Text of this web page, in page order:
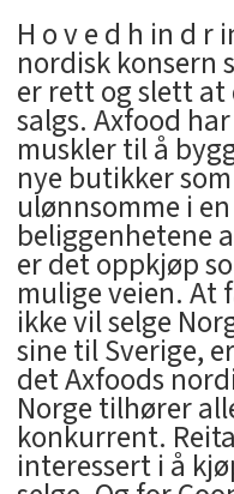
H o v e d h in d r
nordisk konsern
er rett og slett
salgs. Axfood
muskler til å
nye butikker
ulønnsomme i
beliggenhetene
er det oppkjøp
mulige veien. At
ikke vil selge
sine til Sverige,
det Axfoods
Norge tilhører
konkurrent.
interessert i å